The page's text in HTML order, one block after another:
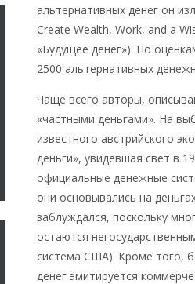
альтернативных денег он
Create Wealth, Work, and a
«Будущее денег»). По
2500 альтернативных
Чаще всего авторы,
«частными деньгами». На
известного австрийского
деньги», увидевшая свет в
официальные денежные
они основывались на
заблуждался, поскольку
остаются
система США). Кроме того,
денег эмитируется